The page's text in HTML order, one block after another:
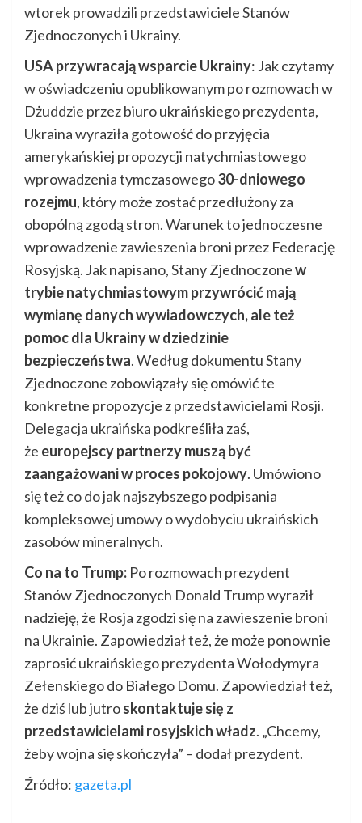
wtorek prowadzili przedstawiciele Stanów
Zjednoczonych i Ukrainy.
USA przywracają wsparcie Ukrainy: Jak czytamy
w oświadczeniu opublikowanym po rozmowach w
Dżuddzie przez biuro ukraińskiego prezydenta,
Ukraina wyraziła gotowość do przyjęcia
amerykańskiej propozycji natychmiastowego
wprowadzenia tymczasowego30-dniowego
rozejmu, który może zostać przedłużony za
obopólną zgodą stron. Warunek to jednoczesne
wprowadzenie zawieszenia broni przez Federację
Rosyjską. Jak napisano, Stany Zjednoczonew
trybie natychmiastowym przywrócić mają
wymianę danych wywiadowczych, ale też
pomoc dla Ukrainy w dziedzinie
bezpieczeństwa. Według dokumentu Stany
Zjednoczone zobowiązały się omówić te
konkretne propozycje z przedstawicielami Rosji.
Delegacja ukraińska podkreśliła zaś,
że europejscy partnerzy muszą być
zaangażowani w proces pokojowy. Umówiono
się też co do jak najszybszego podpisania
kompleksowej umowy o wydobyciu ukraińskich
zasobów mineralnych.
Co na to Trump: Po rozmowach prezydent
Stanów Zjednoczonych Donald Trump wyraził
nadzieję, że Rosja zgodzi się na zawieszenie broni
na Ukrainie. Zapowiedział też, że może ponownie
zaprosić ukraińskiego prezydenta Wołodymyra
Zełenskiego do Białego Domu. Zapowiedział też,
że dziś lub jutroskontaktuje się z
przedstawicielami rosyjskich władz. „Chcemy,
żeby wojna się skończyła” – dodał prezydent.
Źródło: gazeta.pl